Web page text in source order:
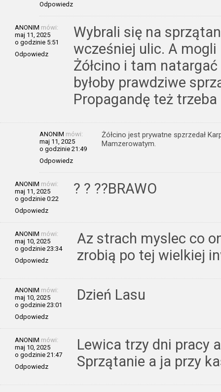
Odpowiedz
ANONIM mówi:
maj 11, 2025
o godzinie 5:51
Odpowiedz
Wybrali się na
wcześniej ulic. A mogli
Żółcino i tam
byłoby prawdziwe
Propagandę też
ANONIM mówi:
maj 11, 2025
o godzinie 21:49
Odpowiedz
Żółcino jest prywatne spzrzedał
Mamzerowatym.
ANONIM mówi:
maj 11, 2025
o godzinie 0:22
Odpowiedz
? ? ??BRAWO
ANONIM mówi:
maj 10, 2025
o godzinie 23:34
Odpowiedz
Az strach myslec co
zrobią po tej wielkiej
ANONIM mówi:
maj 10, 2025
o godzinie 23:01
Odpowiedz
Dzień Lasu
ANONIM mówi:
maj 10, 2025
o godzinie 21:47
Odpowiedz
Lewica trzy dni pracy
Sprzątanie a ja przy